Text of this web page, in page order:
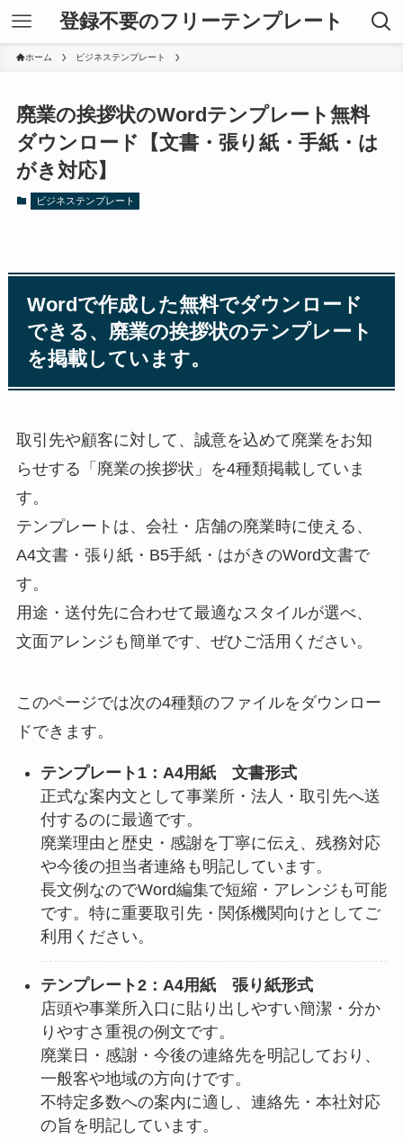
登録不要のフリーテンプレート
ホーム ビジネステンプレート
廃業の挨拶状のWordテンプレート無料
ダウンロード【文書・張り紙・手紙・は
がき対応】
ビジネステンプレート
Wordで作成した無料でダウンロード
できる、廃業の挨拶状のテンプレート
を掲載しています。
取引先や顧客に対して、誠意を込めて廃業をお知
らせする「廃業の挨拶状」を4種類掲載していま
す。
テンプレートは、会社・店舗の廃業時に使える、
A4文書・張り紙・B5手紙・はがきのWord文書で
す。
用途・送付先に合わせて最適なスタイルが選べ、
文面アレンジも簡単です、ぜひご活用ください。
このページでは次の4種類のファイルをダウンロー
ドできます。
テンプレート1：A4用紙 文書形式
正式な案内文として事業所・法人・取引先へ送
付するのに最適です。
廃業理由と歴史・感謝を丁寧に伝え、残務対応
や今後の担当者連絡も明記しています。
長文例なのでWord編集で短縮・アレンジも可能
です。特に重要取引先・関係機関向けとしてご
利用ください。
テンプレート2：A4用紙 張り紙形式
店頭や事業所入口に貼り出しやすい簡潔・分か
りやすさ重視の例文です。
廃業日・感謝・今後の連絡先を明記しており、
一般客や地域の方向けです。
不特定多数への案内に適し、連絡先・本社対応
の旨を明記しています。